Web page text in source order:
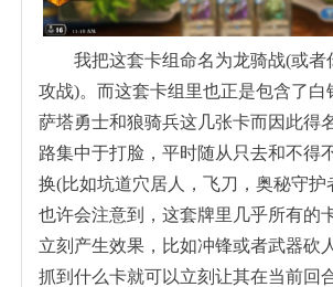
我把这套卡组命名为龙骑战(或者
攻战)。而这套卡组里也正是包含了白
萨塔勇士和狼骑兵这几张卡而因此得
路集中于打脸，平时随从只去和不得
换(比如坑道穴居人，飞刀，奥秘守护
也许会注意到，这套牌里几乎所有的
立刻产生效果，比如冲锋或者武器砍
抓到什么卡就可以立刻让其在当前回